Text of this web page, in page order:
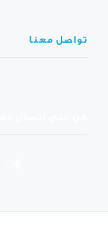
تواصل معنا